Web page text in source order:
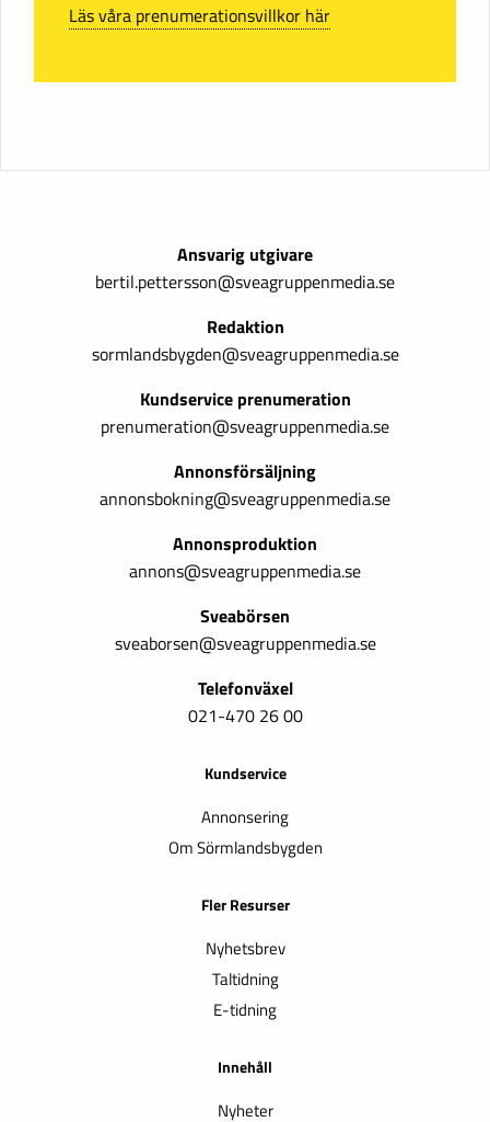
Läs våra prenumerationsvillkor här
Ansvarig utgivare
bertil.pettersson@sveagruppenmedia.se
Redaktion
sormlandsbygden@sveagruppenmedia.se
Kundservice prenumeration
prenumeration@sveagruppenmedia.se
Annonsförsäljning
annonsbokning@sveagruppenmedia.se
Annonsproduktion
annons@sveagruppenmedia.se
Sveabörsen
sveaborsen@sveagruppenmedia.se
Telefonväxel
021-470 26 00
Kundservice
Annonsering
Om Sörmlandsbygden
Fler Resurser
Nyhetsbrev
Taltidning
E-tidning
Innehåll
Nyheter